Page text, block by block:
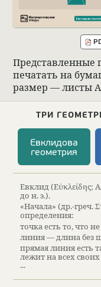
Пред­став­лен­ные
пе­ча­тать на
размер — листы
ТРИ
Евкли­дова
геомет­рия
Евклид (Εὐκλείδης;
до н. э.).
«Начала» (др.-греч.
опре­де­ле­ния:
точка есть то, что
линия — длина без
прямая линия есть
лежит на всех
···